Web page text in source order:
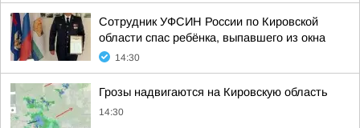
Сотрудник УФСИН России по Кировской
области спас ребёнка, выпавшего из окна
14:30
Грозы надвигаются на Кировскую область
14:30